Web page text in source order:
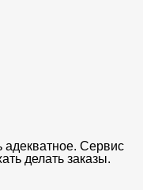
адекватное. Сервис
делать заказы.